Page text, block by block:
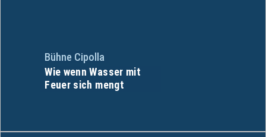
Bühne Cipolla
Wie wenn Wasser mit
Feuer sich mengt